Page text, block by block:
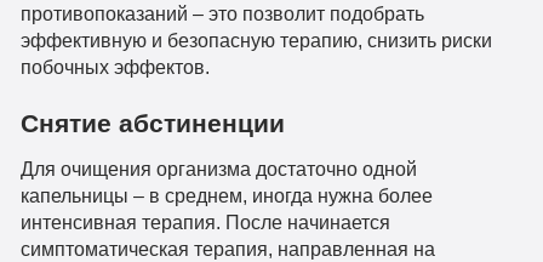
противопоказаний – это позволит подобрать
эффективную и безопасную терапию, снизить риски
побочных эффектов.
Снятие абстиненции
Для очищения организма достаточно одной
капельницы – в среднем, иногда нужна более
интенсивная терапия. После начинается
симптоматическая терапия, направленная на